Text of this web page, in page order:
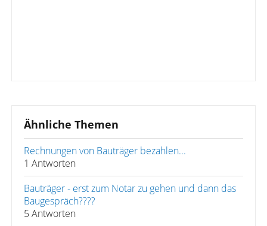
Ähnliche Themen
Rechnungen von Bauträger bezahlen...
1 Antworten
Bauträger - erst zum Notar zu gehen und dann das
Baugespräch????
5 Antworten